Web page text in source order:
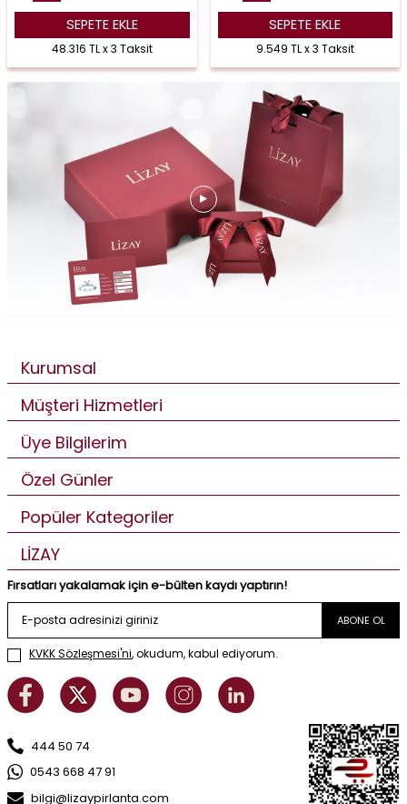
SEPETE EKLE
48.316 TL x 3 Taksit
SEPETE EKLE
9.549 TL x 3 Taksit
Kurumsal
Müşteri Hizmetleri
Üye Bilgilerim
Özel Günler
Popüler Kategoriler
LİZAY
Fırsatları yakalamak için e-bülten kaydı yaptırın!
ABONE OL
KVKK Sözleşmesi'ni, okudum, kabul ediyorum.
444 50 74
0543 668 47 91
bilgi@lizaypirlanta.com